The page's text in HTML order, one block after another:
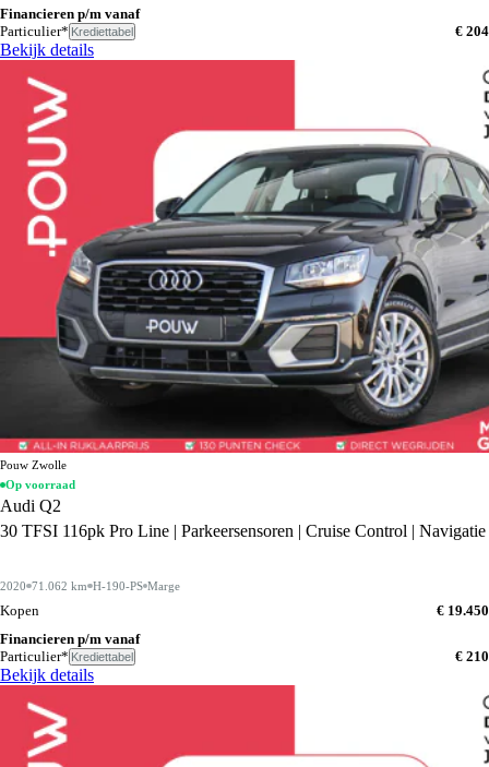
Financieren p/m vanaf
Particulier* Krediettabel € 204
Bekijk details
Pouw Zwolle
Op voorraad
Audi Q2
30 TFSI 116pk Pro Line | Parkeersensoren | Cruise Control | Navigatie
2020 71.062 km H-190-PS Marge
Kopen
€ 19.450
Financieren p/m vanaf
Particulier* Krediettabel € 210
Bekijk details